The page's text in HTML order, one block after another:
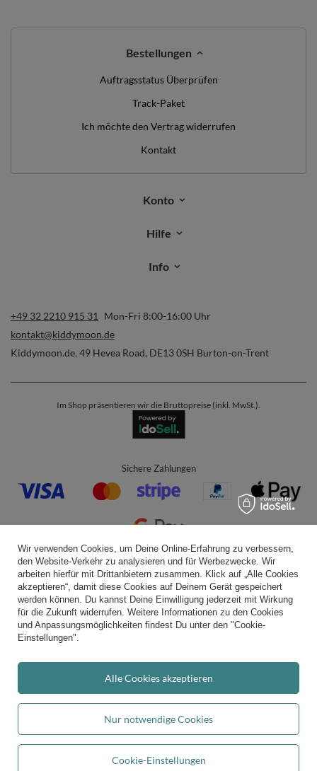
Bestellungen
Auftragsstatus Überprüfen
Track-Paket
Ich möchte den Vertrag widerrufen
Kontakt
Konto
Hilfe
Info
+49 32 2210 915 31
Mon-Fri 8:00-16:00 Uhr
kontakt@kiddymoon.de
Kiddymoon.de, 49 Hevea Road, DE13 0SH Burton-on-Trent
Im Shop präsentieren wir die Bruttopreise (inkl. MwSt.).
Sichere Zahlungen
Bequeme Lieferung
Du kannst uns vertrauen
Folge uns:
Durchschnittliche Bewertung vonkiddymoon.debei Trustami:
Wir verwenden Cookies, um Deine Online-Erfahrung zu verbessern,
den Website-Verkehr zu analysieren und für Werbezwecke. Wir
arbeiten hierfür mit Drittanbietern zusammen. Klick auf „Alle Cookies
akzeptieren“, damit diese Cookies auf Deinem Gerät gespeichert
werden können. Du kannst Deine Einwilligung jederzeit mit Wirkung
für die Zukunft widerrufen. Weitere Informationen zu den Cookies
und Anpassungsmöglichkeiten findest Du unter den "Cookie-
Einstellungen".
Nur notwendige Cookies
Cookie-Einstellungen
Alle Cookies akzeptieren